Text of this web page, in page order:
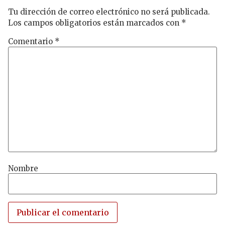
Tu dirección de correo electrónico no será publicada.
Los campos obligatorios están marcados con *
Comentario *
Nombre